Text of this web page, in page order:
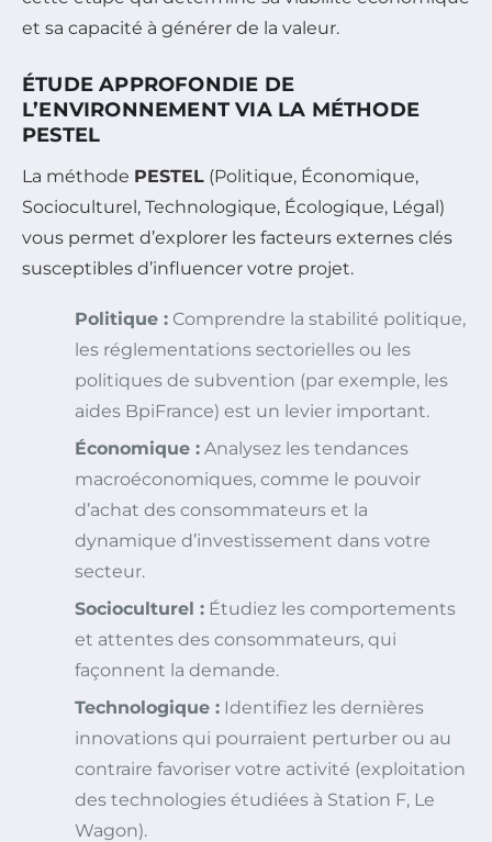
et sa capacité à générer de la valeur.
ÉTUDE APPROFONDIE DE
L’ENVIRONNEMENT VIA LA MÉTHODE
PESTEL
La méthode PESTEL (Politique, Économique,
Socioculturel, Technologique, Écologique, Légal)
vous permet d’explorer les facteurs externes clés
susceptibles d’influencer votre projet.
Politique : Comprendre la stabilité politique,
les réglementations sectorielles ou les
politiques de subvention (par exemple, les
aides BpiFrance) est un levier important.
Économique : Analysez les tendances
macroéconomiques, comme le pouvoir
d’achat des consommateurs et la
dynamique d’investissement dans votre
secteur.
Socioculturel : Étudiez les comportements
et attentes des consommateurs, qui
façonnent la demande.
Technologique : Identifiez les dernières
innovations qui pourraient perturber ou au
contraire favoriser votre activité (exploitation
des technologies étudiées à Station F, Le
Wagon).